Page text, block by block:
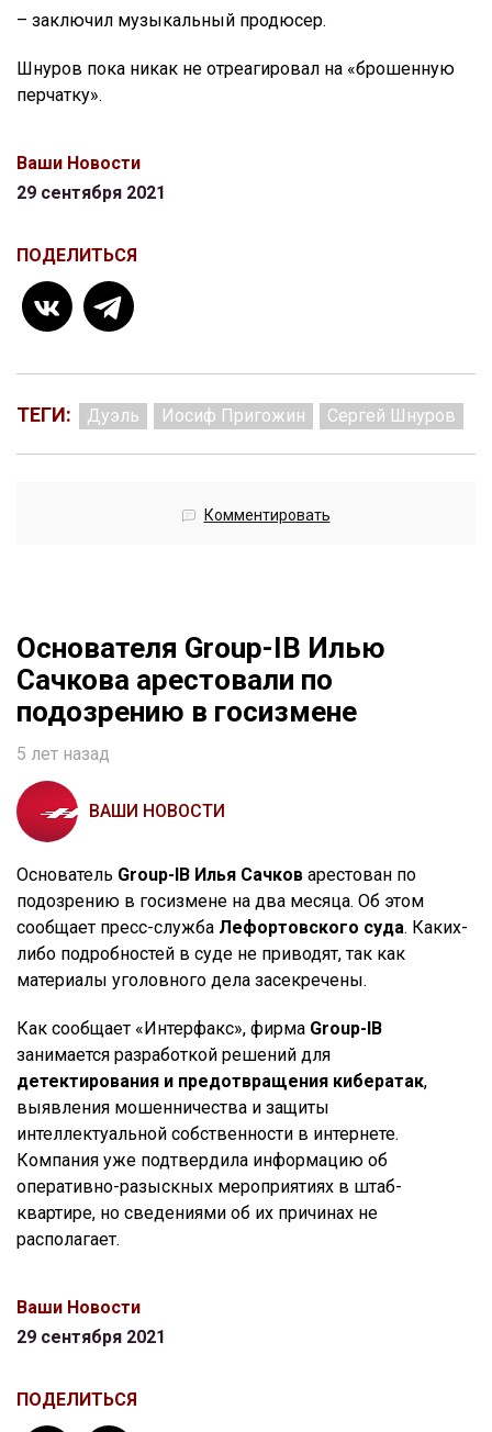
– заключил музыкальный продюсер.
Шнуров пока никак не отреагировал на «брошенную
перчатку».
Ваши Новости
29 сентября 2021
ПОДЕЛИТЬСЯ
ТЕГИ: Дуэль Иосиф Пригожин Сергей Шнуров
Комментировать
Основателя Group-IB Илью
Сачкова арестовали по
подозрению в госизмене
5 лет назад
ВАШИ НОВОСТИ
Основатель Group-IB Илья Сачков арестован по
подозрению в госизмене на два месяца. Об этом
сообщает пресс-служба Лефортовского суда. Каких-
либо подробностей в суде не приводят, так как
материалы уголовного дела засекречены.
Как сообщает «Интерфакс», фирма Group-IB
занимается разработкой решений для
детектирования и предотвращения кибератак,
выявления мошенничества и защиты
интеллектуальной собственности в интернете.
Компания уже подтвердила информацию об
оперативно-разыскных мероприятиях в штаб-
квартире, но сведениями об их причинах не
располагает.
Ваши Новости
29 сентября 2021
ПОДЕЛИТЬСЯ